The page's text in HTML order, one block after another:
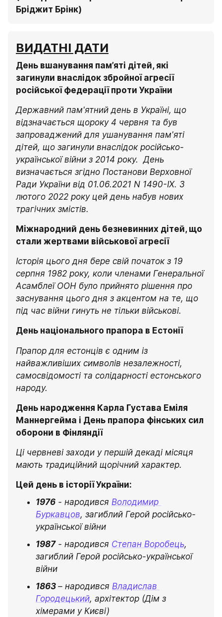
Бріджит Брінк)
ВИДАТНІ ДАТИ
День вшанування пам’яті дітей, які
загинули внаслідок збройної агресії
російської федерації проти України
Державний пам'ятний день в Україні, що
відзначається щороку 4 червня та був
запроваджений для ушанування пам'яті
дітей, що загинули внаслідок російсько-
української війни з 2014 року. День
визначається згідно Постанови Верховної
Ради України від 01.06.2021 N 1490-IX. З
лютого 2022 року цей день набув нових
трагічних змістів.
Міжнародний день безневинних дітей, що
стали жертвами військової агресії
Історія цього дня бере свій початок з 19
серпня 1982 року, коли членами Генеральної
Асамблеї ООН було прийнято рішення про
заснування цього дня з акцентом на те, що
під час війни гинуть не тільки військові.
День національного прапора в Естонії
Прапор для естонців є одним із
найважливіших символів незалежності,
самосвідомості та солідарності естонського
народу.
День народження Карла Густава Еміля
Маннергейма і День прапора фінських сил
оборони в Фінляндії
Ці червневі заходи у першій декаді місяця
мають традиційний щорічний характер.
Цей день в історії України:
1976 - народився Володимир
Буркавцов, загиблий Герой російсько-
української війни
1987 - народився Степан Воробець,
загиблий Герой російсько-української
війни
1863 – народився Владислав
Городецький, архітектор (Дім з
хімерами у Києві)